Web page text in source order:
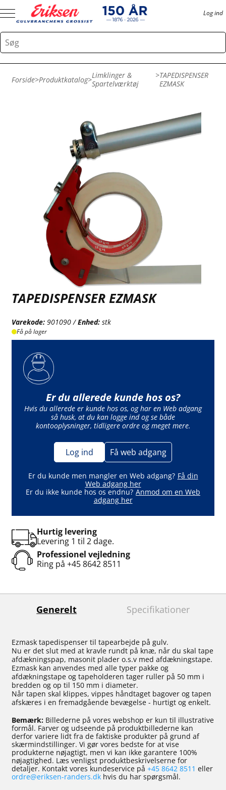
Log ind
Forside>Produktkatalog>Limklinger &
Spartelværktøj
>TAPEDISPENSER
EZMASK
TAPEDISPENSER EZMASK
Varekode: 901090 /Enhed: stk
Få på lager
Er du allerede kunde hos os?
Hvis du allerede er kunde hos os, og har en Web adgang
så husk, at du kan logge ind og se både
kontooplysninger, tidligere ordre og meget mere.
Log ind Få web adgang
Er du kunde men mangler en Web adgang? Få din
Web adgang her
Er du ikke kunde hos os endnu? Anmod om en Web
adgang her
Hurtig levering
Levering 1 til 2 dage.
Professionel vejledning
Ring på +45 8642 8511
Generelt Specifikationer
Ezmask tapedispenser til tapearbejde på gulv.
Nu er det slut med at kravle rundt på knæ, når du skal tape
afdækningspap, masonit plader o.s.v med afdækningstape.
Ezmask kan anvendes med alle typer pakke og
afdækningstape og tapeholderen tager ruller på 50 mm i
bredden og op til 150 mm i diameter.
Når tapen skal klippes, vippes håndtaget bagover og tapen
afskæres i en fremadgående bevægelse - hurtigt og enkelt.
Bemærk: Billederne på vores webshop er kun til illustrative
formål. Farver og udseende på produktbillederne kan
derfor variere lidt fra de faktiske produkter på grund af
skærmindstillinger. Vi gør vores bedste for at vise
produkterne nøjagtigt, men vi kan ikke garantere 100%
nøjagtighed. Læs venligst produktbeskrivelserne for
detaljer. Kontakt vores kundeservice på +45 8642 8511 eller
ordre@eriksen-randers.dk hvis du har spørgsmål.